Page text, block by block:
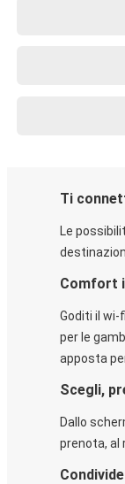
Ti
Le
Comfort
Goditi il
per le
apposta
Scegli,
Dallo
prenota, al